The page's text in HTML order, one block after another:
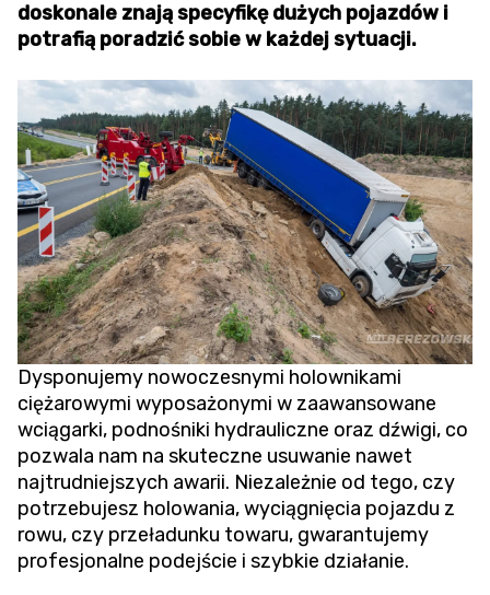
doskonale znają specyfikę dużych pojazdów i
potrafią poradzić sobie w każdej sytuacji.
Dysponujemy nowoczesnymi holownikami
ciężarowymi wyposażonymi w zaawansowane
wciągarki, podnośniki hydrauliczne oraz dźwigi, co
pozwala nam na skuteczne usuwanie nawet
najtrudniejszych awarii. Niezależnie od tego, czy
potrzebujesz holowania,wyciągnięcia pojazdu z
rowu, czy przeładunku towaru, gwarantujemy
profesjonalne podejście i szybkie działanie.